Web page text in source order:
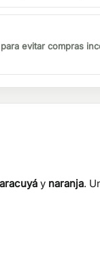
evitar compras
y naranja.